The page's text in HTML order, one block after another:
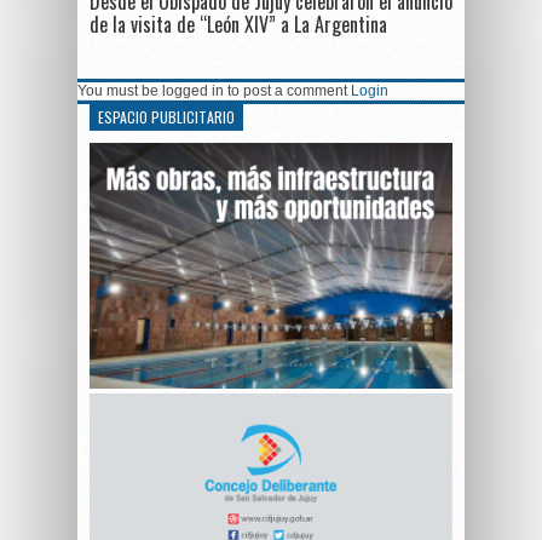
de la visita de “León XIV” a La Argentina
You must be logged in to post a comment Login
ESPACIO PUBLICITARIO